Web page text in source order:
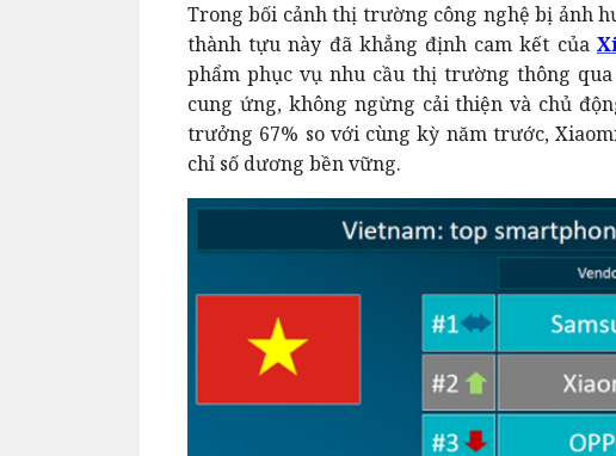
Trong bối cảnh thị trường công nghệ bị ảnh
thành tựu này đã khẳng định cam kết của
phẩm phục vụ nhu cầu thị trường thông
cung ứng, không ngừng cải thiện và chủ
trưởng 67% so với cùng kỳ năm trước,
chỉ số dương bền vững.